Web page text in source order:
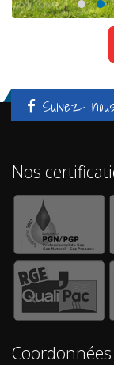
Suivez-
Nos
Coordonnées